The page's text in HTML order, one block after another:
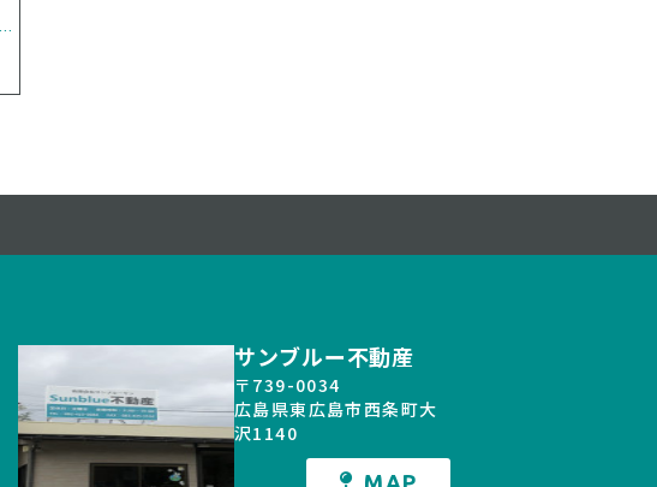
サンブルー不動産
〒739-0034
広島県東広島市西条町大
沢1140
MAP